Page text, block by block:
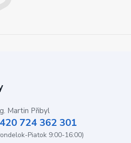
Martin Přibyl
724 362 301
Piatok 9:00-16:00)